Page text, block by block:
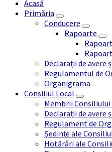
Acasă
Primăria
Conducere
Rapoarte
Declarații de avere
Regulamentul de
Organigrama
Consiliul Local
Membrii Consiliului
Declarații de avere
Regulament de
Ședințe ale
Hotărâri ale